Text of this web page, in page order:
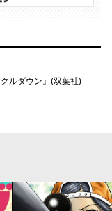
ルダウン』(双葉社)